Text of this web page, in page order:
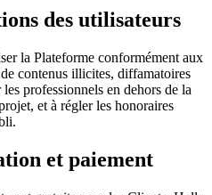
des utilisateurs
la Plateforme conformément aux
contenus illicites, diffamatoires
professionnels en dehors de la
et à régler les honoraires
et paiement